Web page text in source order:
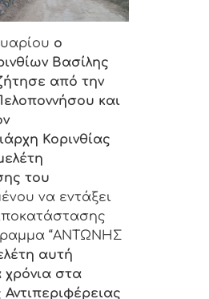
ο
Βασίλης
από την
και
Κορινθίας
του
να εντάξει
“ΑΝΤΩΝΗΣ
αυτή
χρόνια στα